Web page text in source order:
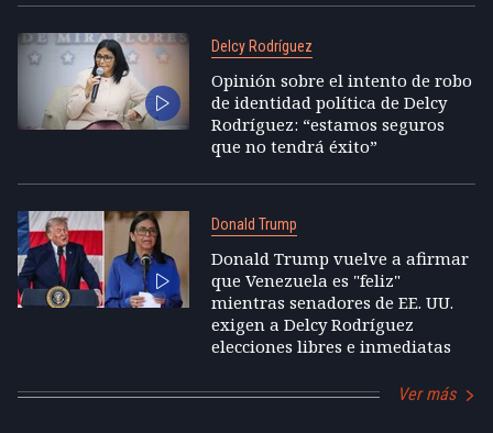
Delcy Rodríguez
Opinión sobre el intento de robo
de identidad política de Delcy
Rodríguez: “estamos seguros
que no tendrá éxito”
Donald Trump
Donald Trump vuelve a afirmar
que Venezuela es "feliz"
mientras senadores de EE. UU.
exigen a Delcy Rodríguez
elecciones libres e inmediatas
Ver más